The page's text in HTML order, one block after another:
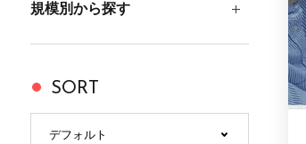
規模別から探す
SORT